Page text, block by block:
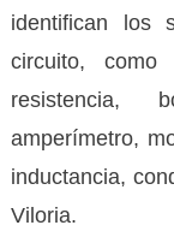
identifican los
circuito,
resistencia,
amperímetro,
inductancia,
Viloria.